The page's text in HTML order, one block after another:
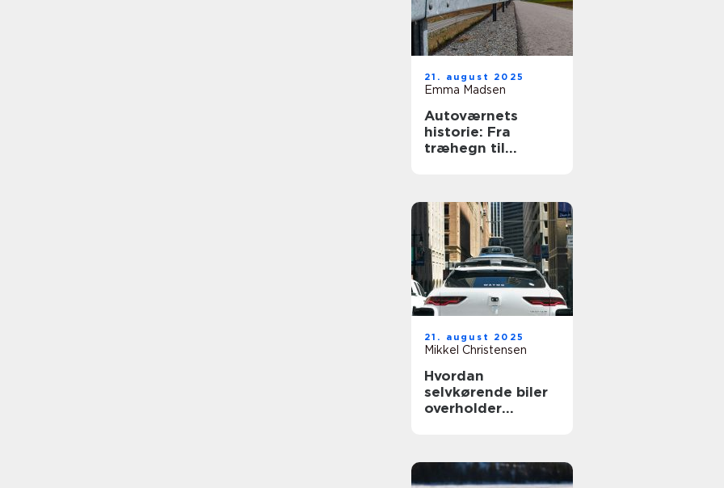
21. august 2025
Emma Madsen
Autoværnets
historie: Fra
træhegn til
21. august 2025
Mikkel Christensen
Hvordan
selvkørende biler
overholder